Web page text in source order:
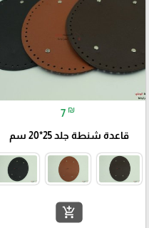
7 ₪
قاعدة شنطة جلد 25*20 سم
add_shopping_cart